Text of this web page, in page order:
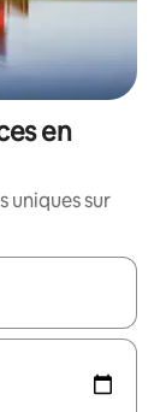
en
uniques sur
vers le